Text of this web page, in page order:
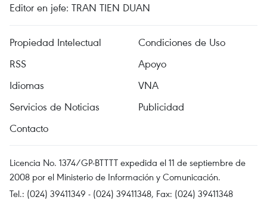
Editor en jefe: TRAN TIEN DUAN
Propiedad Intelectual
Condiciones de Uso
RSS
Apoyo
Idiomas
VNA
Servicios de Noticias
Publicidad
Contacto
Licencia No. 1374/GP-BTTTT expedida el 11 de septiembre de
2008 por el Ministerio de Información y Comunicación.
Tel.: (024) 39411349 - (024) 39411348, Fax: (024) 39411348